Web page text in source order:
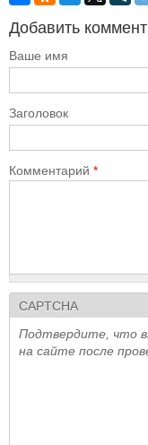
Добавить
Ваше имя
Заголовок
Комментарий *
CAPTCHA
Подтвердите, что
на сайте после